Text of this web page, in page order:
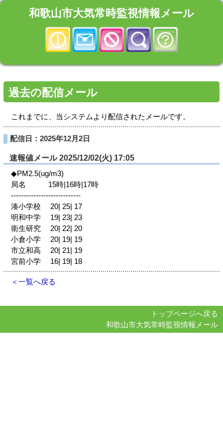
和歌山市大気常時監視情報メール
過去の配信メール
これまでに、当システムより配信されたメールです。
配信日：2025年12月2日
速報値メール 2025/12/02(火) 17:05
◆PM2.5(ug/m3)
局名 15時|16時|17時
----------------------------
湊小学校 20| 25| 17
明和中学 19| 23| 23
衛生研究 20| 22| 20
小倉小学 20| 19| 19
市立和高 20| 21| 19
宮前小学 16| 19| 18
＜一覧へ戻る
トップページへ戻る
和歌山市大気常時監視情報メール